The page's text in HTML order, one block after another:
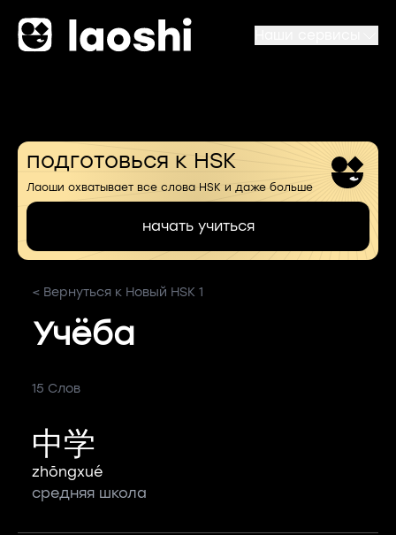
подготовься к HSK
Лаоши охватывает все слова HSK и даже больше
начать учиться
< Вернуться к Новый HSK 1
Учёба
15 Слов
中学
zhōngxué
средняя школа